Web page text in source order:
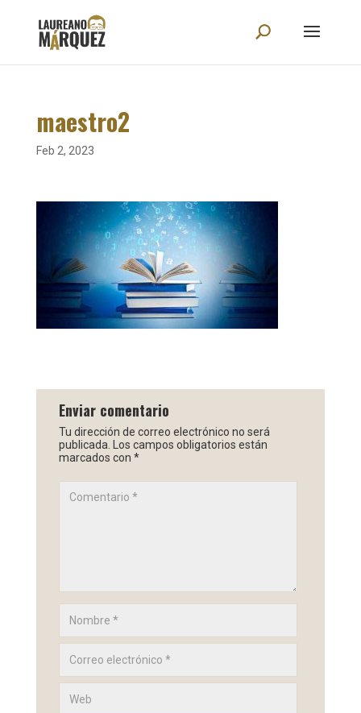
maestro2
Feb 2, 2023
Enviar comentario
Tu dirección de correo electrónico no será
publicada.
Los campos obligatorios están
marcados con *